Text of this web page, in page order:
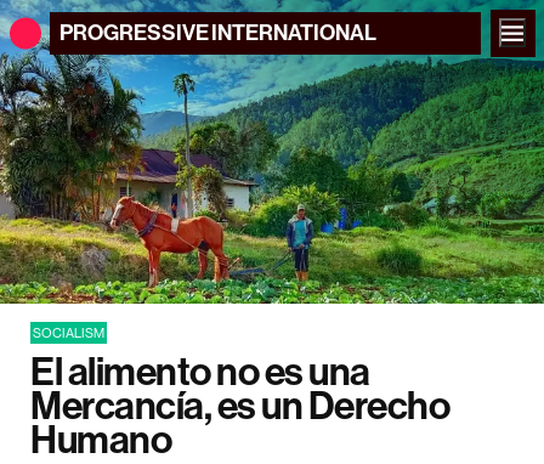
PROGRESSIVEINTERNATIONAL
SOCIALISM
El alimento no es una
Mercancía, es un Derecho
Humano